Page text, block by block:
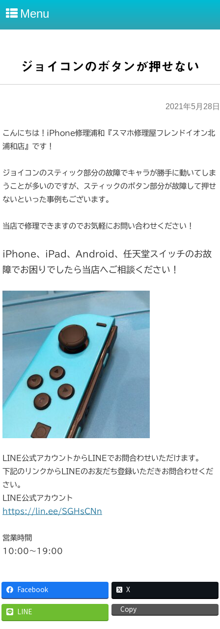
Menu
ジョイコンのボタンが押せない
2021年5月28日
こんにちは！iPhone修理浦和『スマホ修理屋フレンドイオン北
浦和店』です！
ジョイコンのスティック部分の故障でキャラが勝手に動いてしま
うことが多いのですが、スティックのボタン部分が故障して押せ
ないといった事例もございます。
当店で修理できますのでお気軽にお問い合わせください！
iPhone、iPad、Android、任天堂スイッチのお故
障でお困りでしたら当店へご相談ください！
LINE公式アカウントからLINEでお問合わせいただけます。
下記のリンクからLINEのお友だち登録いただきお問合わせくだ
さい。
LINE公式アカウント
https://lin.ee/SGHsCNn
営業時間
10:00〜19:00
Facebook X
LINE Copy